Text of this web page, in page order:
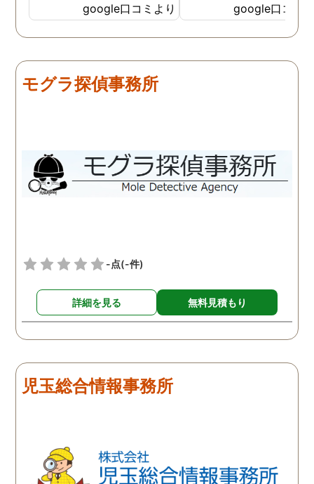
google口コミより google口コミ
モグラ探偵事務所
-点(-件)
詳細を見る 無料見積もり
児玉総合情報事務所